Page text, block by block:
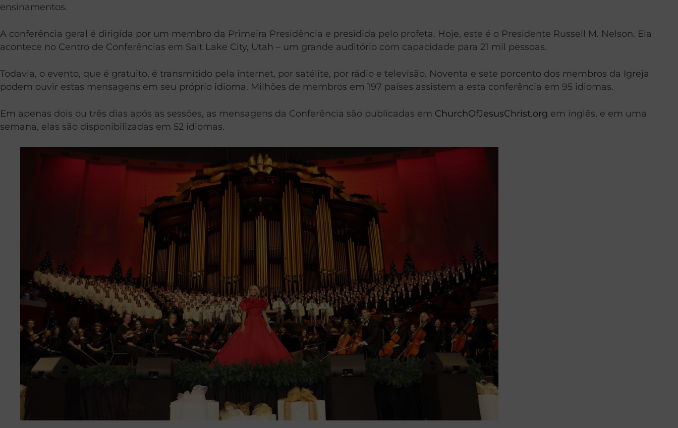
ensinamentos.
A conferência geral é dirigida por um membro da Primeira Presidência e presidida pelo profeta. Hoje, este é o Presidente Russell M. Nelson. Ela
acontece no Centro de Conferências em Salt Lake City, Utah – um grande auditório com capacidade para 21 mil pessoas.
Todavia, o evento, que é gratuito, é transmitido pela internet, por satélite, por rádio e televisão. Noventa e sete porcento dos membros da Igreja
podem ouvir estas mensagens em seu próprio idioma. Milhões de membros em 197 países assistem a esta conferência em 95 idiomas.
Em apenas dois ou três dias após as sessões, as mensagens da Conferência são publicadas em ChurchOfJesusChrist.org em inglês, e em uma
semana, elas são disponibilizadas em 52 idiomas.